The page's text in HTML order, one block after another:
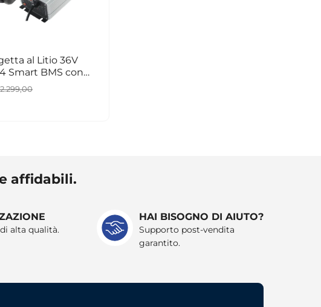
al Litio 36V
Smart BMS con
affidabili.
alta qualità.
HAI BISOGNO DI AIUTO?
Supporto post-vendita
garantito.